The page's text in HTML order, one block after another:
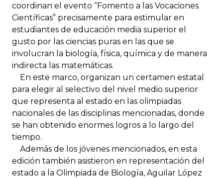
coordinan el evento “Fomento a las Vocaciones
Científicas” precisamente para estimular en
estudiantes de educación media superior el
gusto por las ciencias puras en las que se
involucran la biología, física, química y de manera
indirecta las matemáticas.
En este marco, organizan un certamen estatal
para elegir al selectivo del nivel medio superior
que representa al estado en las olimpiadas
nacionales de las disciplinas mencionadas, donde
se han obtenido enormes logros a lo largo del
tiempo.
Además de los jóvenes mencionados, en esta
edición también asistieron en representación del
estado a la Olimpiada de Biología, Aguilar López